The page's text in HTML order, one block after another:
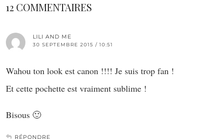
12 COMMENTAIRES
LILI AND ME
30 SEPTEMBRE 2015 / 10:51
Wahou ton look est canon !!!! Je suis trop fan !
Et cette pochette est vraiment sublime !
Bisous 🙂
RÉPONDRE